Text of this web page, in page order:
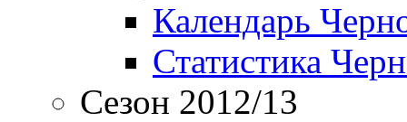
Календарь
Статистика
Сезон 2012/13